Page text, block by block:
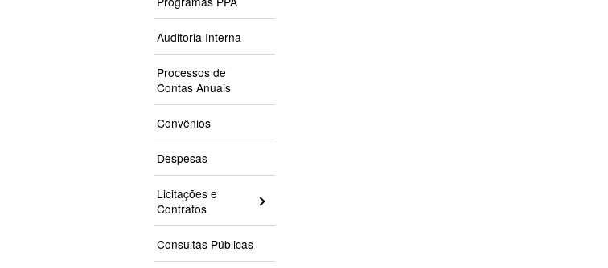
Auditoria Interna
Processos de
Contas Anuais
Convênios
Despesas
Licitações e
Contratos
Consultas Públicas